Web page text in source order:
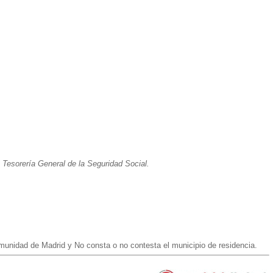
General de la Seguridad Social.
de Madrid y No consta o no contesta el municipio de residencia.